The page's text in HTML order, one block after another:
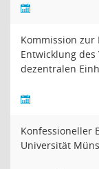
Kommission
Entwicklung
dezentralen
Konfessioneller
Universität